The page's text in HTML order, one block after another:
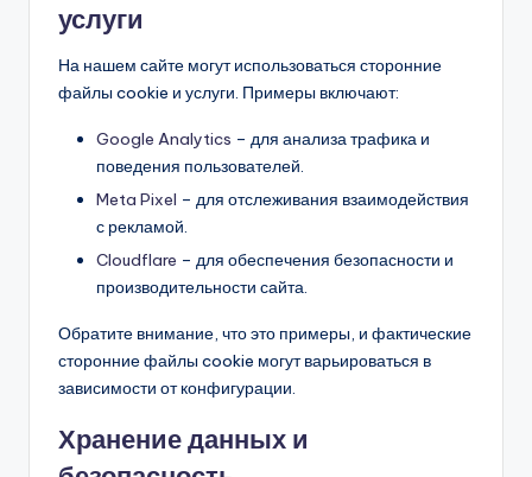
услуги
На нашем сайте могут использоваться сторонние
файлы cookie и услуги. Примеры включают:
Google Analytics – для анализа трафика и
поведения пользователей.
Meta Pixel – для отслеживания взаимодействия
с рекламой.
Cloudflare – для обеспечения безопасности и
производительности сайта.
Обратите внимание, что это примеры, и фактические
сторонние файлы cookie могут варьироваться в
зависимости от конфигурации.
Хранение данных и